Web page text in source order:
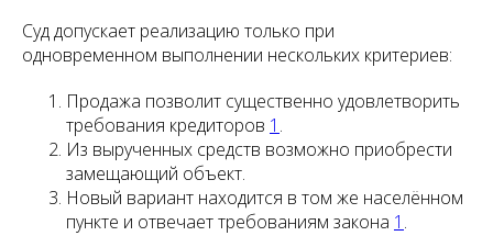
Суд допускает реализацию только при
одновременном выполнении нескольких критериев:
Продажа позволит существенно удовлетворить
требования кредиторов 1 .
Из вырученных средств возможно приобрести
замещающий объект.
Новый вариант находится в том же населённом
пункте и отвечает требованиям закона 1 .